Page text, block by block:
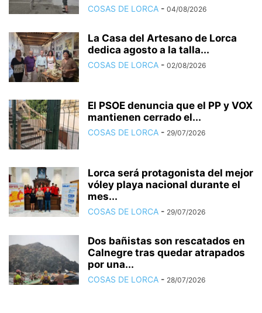
COSAS DE LORCA - 04/08/2026
La Casa del Artesano de Lorca
dedica agosto a la talla...
COSAS DE LORCA - 02/08/2026
El PSOE denuncia que el PP y VOX
mantienen cerrado el...
COSAS DE LORCA - 29/07/2026
Lorca será protagonista del mejor
vóley playa nacional durante el
mes...
COSAS DE LORCA - 29/07/2026
Dos bañistas son rescatados en
Calnegre tras quedar atrapados
por una...
COSAS DE LORCA - 28/07/2026